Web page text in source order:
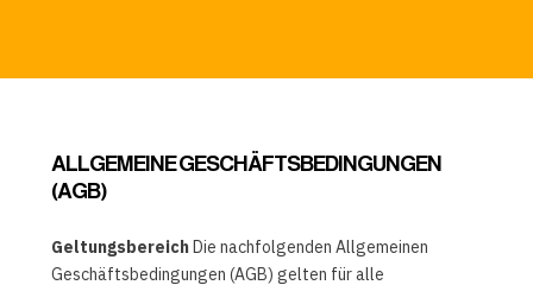
ALLGEMEINE GESCHÄFTSBEDINGUNGEN
(AGB)
GeltungsbereichDie nachfolgenden Allgemeinen
Geschäftsbedingungen (AGB) gelten für alle